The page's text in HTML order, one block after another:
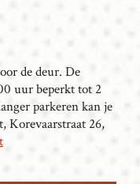
de deur. De
uur beperkt tot 2
parkeren kan je
Korevaarstraat 26,